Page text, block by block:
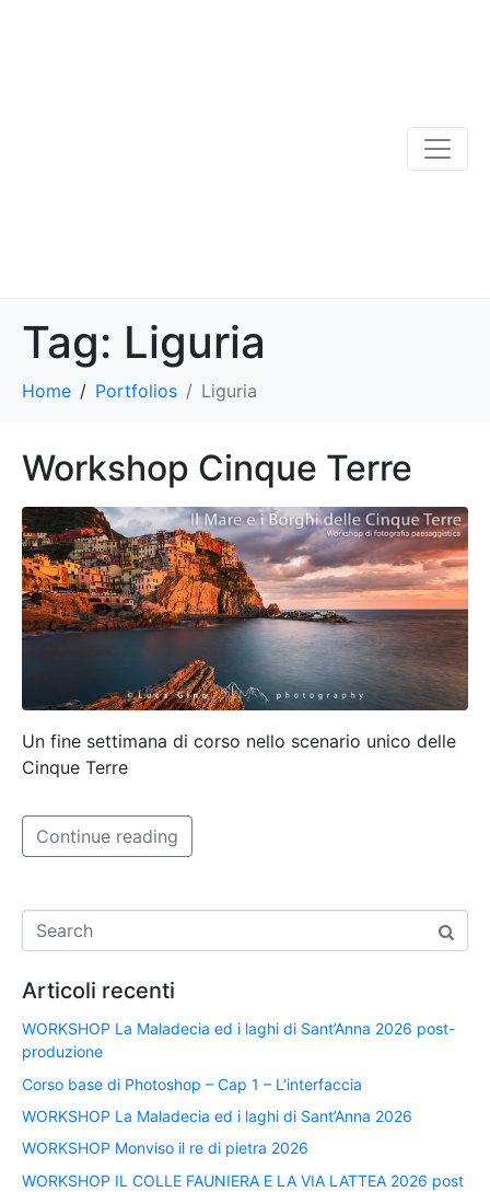
Tag: Liguria
Home Portfolios Liguria
Workshop Cinque Terre
Un fine settimana di corso nello scenario unico delle
Cinque Terre
Continue reading
Articoli recenti
WORKSHOP La Maladecia ed i laghi di Sant’Anna 2026 post-
produzione
Corso base di Photoshop – Cap 1 – L’interfaccia
WORKSHOP La Maladecia ed i laghi di Sant’Anna 2026
WORKSHOP Monviso il re di pietra 2026
WORKSHOP IL COLLE FAUNIERA E LA VIA LATTEA 2026 post